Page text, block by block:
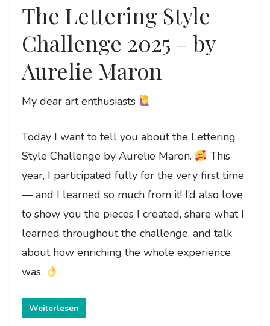
The Lettering Style
Challenge 2025 – by
Aurelie Maron
My dear art enthusiasts
Today I want to tell you about the Lettering
Style Challenge by Aurelie Maron.
This
year, I participated fully for the very first time
— and I learned so much from it! I’d also love
to show you the pieces I created, share what I
learned throughout the challenge, and talk
about how enriching the whole experience
was.
Weiterlesen